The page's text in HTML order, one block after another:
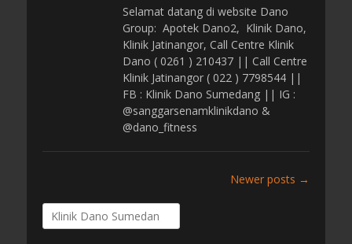
s
t
e
d
o
n
Selamat datang di website Dano
Group: Apotek Dano2, Klinik Dano,
Klinik Jatinangor, Call Centre Klinik
Dano ( 0261 ) 210437 || Call Centre
Klinik Jatinangor ( 022 ) 7798544 ||
FB : Klinik Dano Sumedang || IG :
@sanggarsenamklinikdano &
@dano_fitness
Newer posts →
Search
for: